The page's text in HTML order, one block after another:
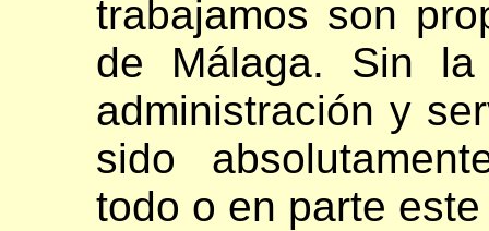
trabajamos son
de Málaga. Sin
administración y
sido
todo o en parte